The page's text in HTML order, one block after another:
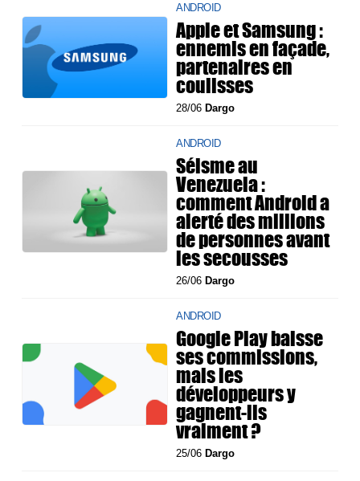
ANDROID
Apple et Samsung :
ennemis en façade,
partenaires en
coulisses
28/06Dargo
ANDROID
Séisme au
Venezuela :
comment Android a
alerté des millions
de personnes avant
les secousses
26/06Dargo
ANDROID
Google Play baisse
ses commissions,
mais les
développeurs y
gagnent-ils
vraiment ?
25/06Dargo